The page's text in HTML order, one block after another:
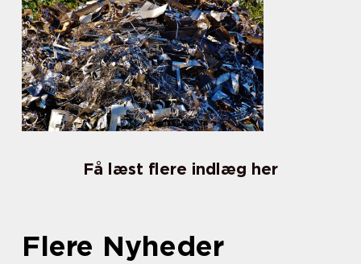
Få læst flere indlæg her
Flere Nyheder